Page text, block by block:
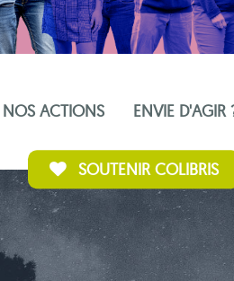
NOS ACTIONS ENVIE D'AGIR
SOUTENIR COLIBRIS